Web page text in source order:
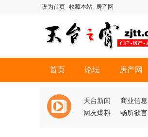
设为首页 收藏本站 房产网
首页 论坛 房产网
天台新闻 商业信息
网友爆料
畅所欲言